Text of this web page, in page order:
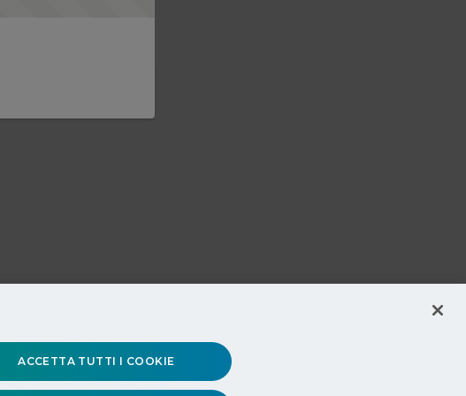
ACCETTA TUTTI I COOKIE